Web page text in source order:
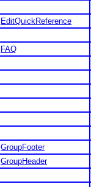
EditQuickReference
FAQ
GroupFooter
GroupHeader